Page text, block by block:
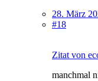
28. März
#18
Zitat von
manchmal